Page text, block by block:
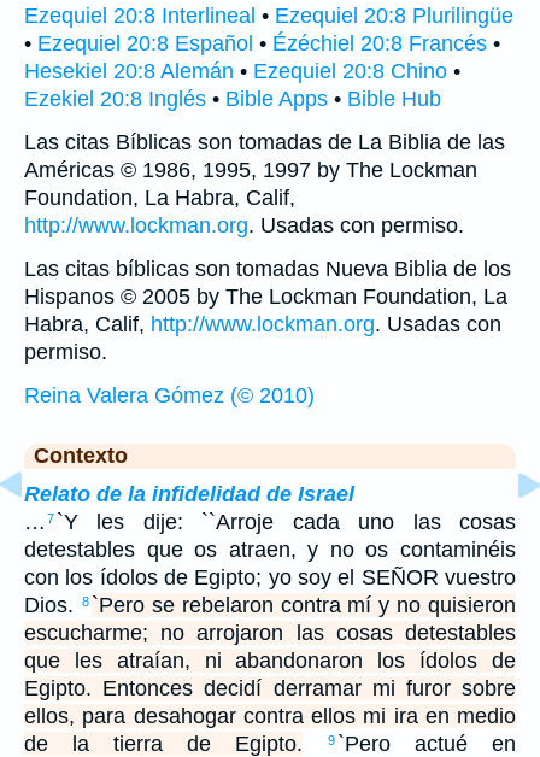
Ezequiel 20:8 Interlineal • Ezequiel 20:8 Plurilingüe
• Ezequiel 20:8 Español • Ézéchiel 20:8 Francés •
Hesekiel 20:8 Alemán • Ezequiel 20:8 Chino •
Ezekiel 20:8 Inglés • Bible Apps • Bible Hub
Las citas Bíblicas son tomadas de La Biblia de las
Américas © 1986, 1995, 1997 by The Lockman
Foundation, La Habra, Calif,
http://www.lockman.org. Usadas con permiso.
Las citas bíblicas son tomadas Nueva Biblia de los
Hispanos © 2005 by The Lockman Foundation, La
Habra, Calif, http://www.lockman.org. Usadas con
permiso.
Reina Valera Gómez (© 2010)
Contexto
Relato de la infidelidad de Israel
… 7 `Y les dije: ``Arroje cada uno las cosas
detestables que os atraen, y no os contaminéis
con los ídolos de Egipto; yo soy el SEÑOR vuestro
Dios.
8 `Pero se rebelaron contra mí y no quisieron
escucharme; no arrojaron las cosas detestables
que les atraían, ni abandonaron los ídolos de
Egipto. Entonces decidí derramar mi furor sobre
ellos, para desahogar contra ellos mi ira en medio
de la tierra de Egipto.
9 `Pero actué en